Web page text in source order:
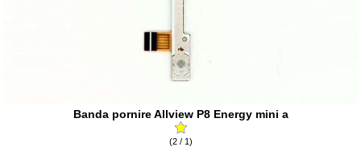
Banda pornire Allview P8 Energy mini a
(2 / 1)